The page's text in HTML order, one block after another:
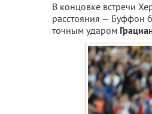
В концовке встречи
расстояния — Буффон
точным ударом